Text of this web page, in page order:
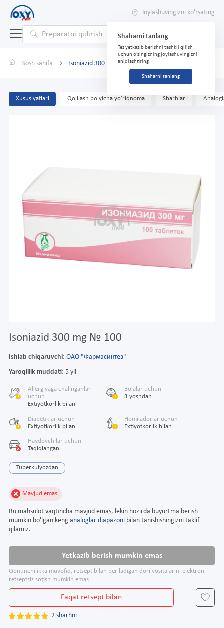
Joylashuvingizni ko'rsating
Shaharni tanlang
Tez yetkazib berishni tashkil qilish
uchun o'zingizning joylashuvingizni
aniqlashtiring
Shaharni tanlang
Bosh sahifa Isoniazid 300 mg № 100
Xususiyatlari Qo'llash bo'yicha yo'riqnoma Sharhlar
Isoniazid 300 mg № 100
Ishlab chiqaruvchi: ОАО "Фармасинтез"
Yaroqlilik muddati: 5 yil
Allergiyaga chalinganlar
uchun
Extiyotkorlik bilan
Bolalar uchun
3 yoshdan
Diabetiklar uchun
Extiyotkorlik bilan
Homiladorlar uchun
Extiyotkorlik bilan
Haydovchilar uchun
Taqiqlangan
Tuberkulyozdan
Mavjud emas
Bu mahsulot vaqtincha mavjud emas, lekin hozirda buyurtma berish
mumkin bo'lgan keng analoglar diapazoni bilan tanishishingizni taklif
qilamiz.
Yetkazib berish mumkin emas
Qonunchilikka muvofiq, retsept bilan beriladigan dori vositalarini elektron
retseptsiz sotish mumkin emas.
Faqat retsept bilan
2 sharhni